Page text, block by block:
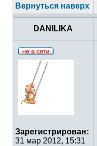
Вернуться наверх
DANILIKA
Зарегистрирован:
31 мар 2012, 15:31